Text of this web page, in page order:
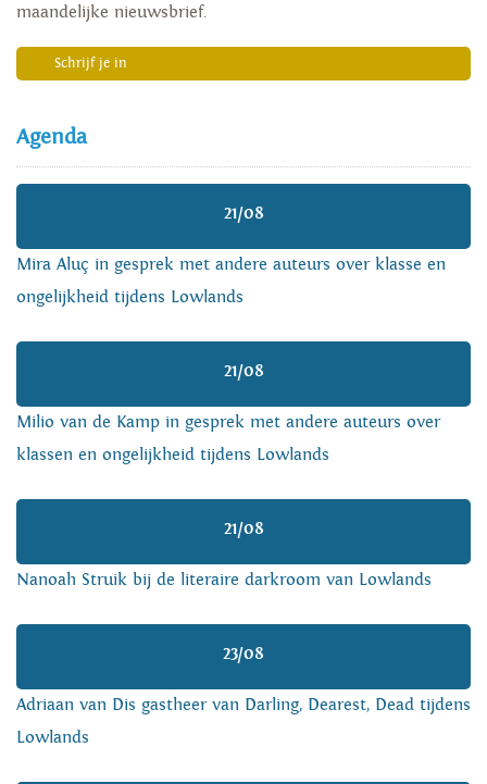
maandelijke nieuwsbrief.
Schrijf je in
Agenda
21/08
Mira Aluç in gesprek met andere auteurs over klasse en
ongelijkheid tijdens Lowlands
21/08
Milio van de Kamp in gesprek met andere auteurs over
klassen en ongelijkheid tijdens Lowlands
21/08
Nanoah Struik bij de literaire darkroom van Lowlands
23/08
Adriaan van Dis gastheer van Darling, Dearest, Dead tijdens
Lowlands